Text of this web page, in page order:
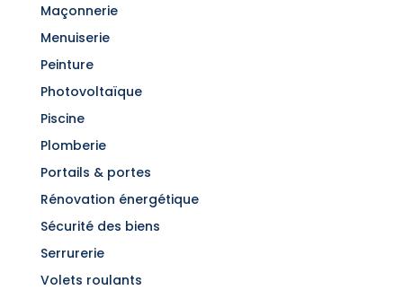
Maçonnerie
Menuiserie
Peinture
Photovoltaïque
Piscine
Plomberie
Portails & portes
Rénovation énergétique
Sécurité des biens
Serrurerie
Volets roulants